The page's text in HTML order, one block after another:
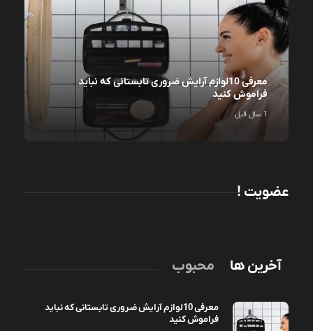
معرفی 10لوازم آرایش ضروری تابستانی که نباید
فراموش کنید
1 سال قبل
عضویت !
آخرین ها محبوب
معرفی 10لوازم آرایش ضروری تابستانی که نباید
فراموش کنید